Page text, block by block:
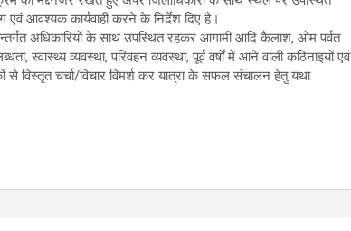
एवं आवश्यक कार्यवाही करने के निर्देश दिए है।
अधिकारियों के साथ उपस्थित रहकर आगामी आदि कैलाश, ओम पर्वत
स्वास्थ्य व्यवस्था, परिवहन व्यवस्था, पूर्व वर्षों में आने वाली कठिनाइयों एवं
से विस्तृत चर्चा/विचार विमर्श कर यात्रा के सफल संचालन हेतु यथा